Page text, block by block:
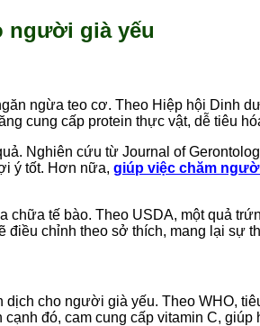
người già yếu
ngừa teo cơ. Theo Hiệp hội Dinh
cung cấp protein thực vật, dễ tiêu
Nghiên cứu từ Journal of
ý tốt. Hơn nữa, giúp việc chăm
chữa tế bào. Theo USDA, một quả
điều chỉnh theo sở thích, mang lại sự
cho người già yếu. Theo WHO,
đó, cam cung cấp vitamin C,